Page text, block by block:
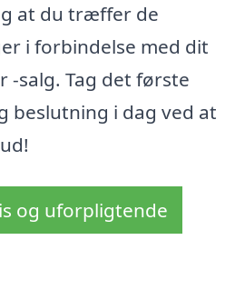
at du træffer de
i forbindelse med dit
-salg. Tag det første
beslutning i dag ved at
og uforpligtende